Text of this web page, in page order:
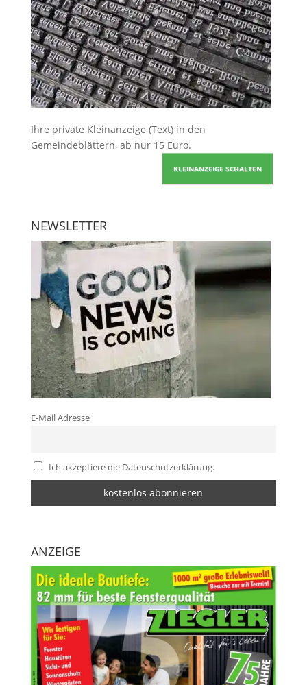
Ihre private Kleinanzeige (Text) in den
Gemeindeblättern, ab nur 15 Euro.
KLEINANZEIGE SCHALTEN
NEWSLETTER
E-Mail Adresse
Ich akzeptiere die Datenschutzerklärung.
ANZEIGE